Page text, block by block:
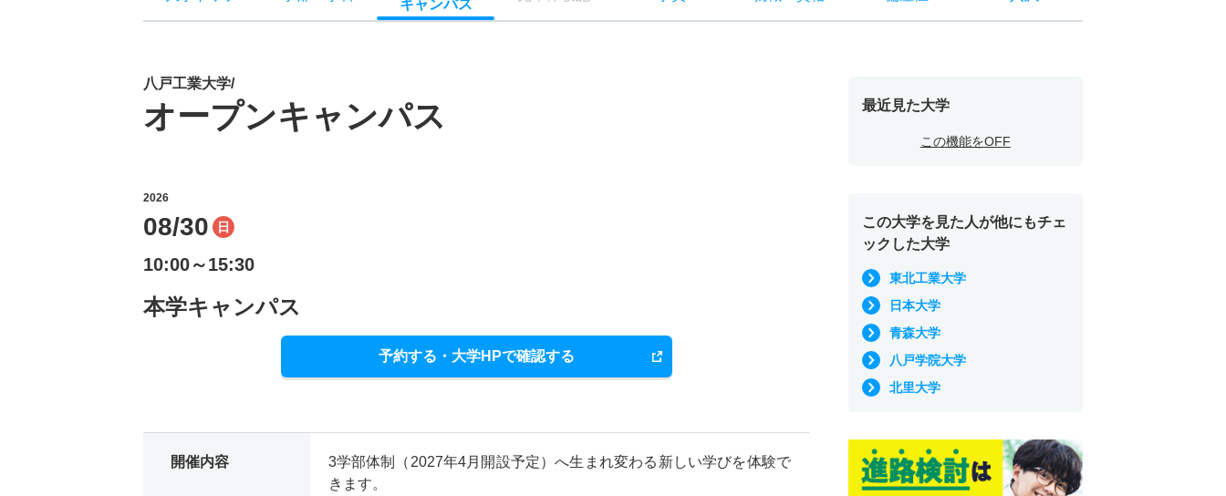
キャンパス
八戸工業大学/
オープンキャンパス
2026
08/30 日
10:00～15:30
本学キャンパス
予約する・大学HPで確認する
開催内容
3学部体制（2027年4月開設予定）へ生まれ変わる新しい学びを体験で
きます。
最近見た大学
この機能をOFF
この大学を見た人が他にもチェ
ックした大学
東北工業大学
日本大学
青森大学
八戸学院大学
北里大学